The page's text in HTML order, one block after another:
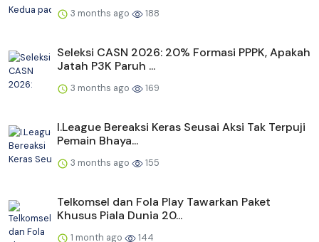
3 months ago 188
Seleksi CASN 2026: 20% Formasi PPPK, Apakah
Jatah P3K Paruh ...
3 months ago 169
I.League Bereaksi Keras Seusai Aksi Tak Terpuji
Pemain Bhaya...
3 months ago 155
Telkomsel dan Fola Play Tawarkan Paket
Khusus Piala Dunia 20...
1 month ago 144